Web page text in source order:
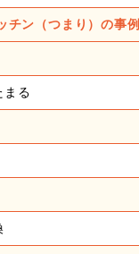
チン（つまり）の事例
まる